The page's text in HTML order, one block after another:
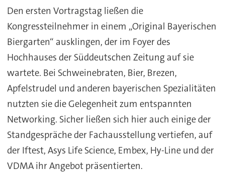
Den ersten Vortragstag ließen die
Kongressteilnehmer in einem „Original Bayerischen
Biergarten“ ausklingen, der im Foyer des
Hochhauses der Süddeutschen Zeitung auf sie
wartete. Bei Schweinebraten, Bier, Brezen,
Apfelstrudel und anderen bayerischen Spezialitäten
nutzten sie die Gelegenheit zum entspannten
Networking. Sicher ließen sich hier auch einige der
Standgespräche der Fachausstellung vertiefen, auf
der Iftest, Asys Life Science, Embex, Hy-Line und der
VDMA ihr Angebot präsentierten.